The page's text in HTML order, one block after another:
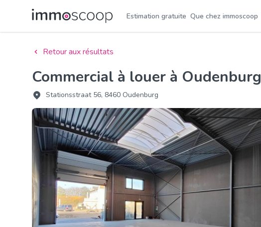
Estimation gratuite Que chez immoscoop
Retour aux résultats
Commercial à louer à Oudenburg
Stationsstraat 56, 8460 Oudenburg